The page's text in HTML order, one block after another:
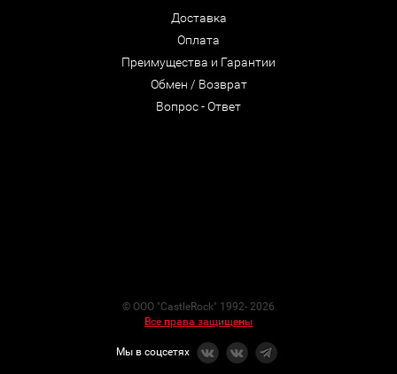
Доставка
Оплата
Преимущества и Гарантии
Обмен / Возврат
Вопрос - Ответ
© ООО "CastleRock" 1992- 2026
Все права защищены
Мы в соцсетях